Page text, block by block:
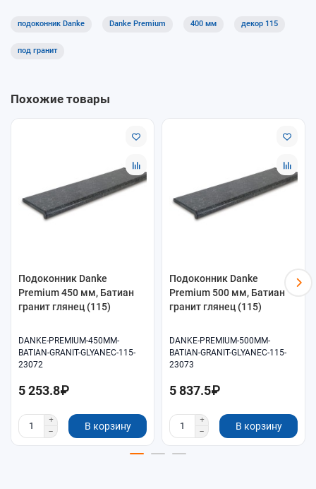
Хорошее решение для кухни, детской и офисов благодаря
практичной поверхности.
подоконник Danke Danke Premium 400 мм декор 115
под гранит
Похожие товары
Подоконник Danke
Premium 450 мм, Батиан
гранит глянец (115)
DANKE-PREMIUM-450MM-
BATIAN-GRANIT-GLYANEC-115-
23072
5 253.8₽
В корзину
Подоконник Danke
Premium 500 мм, Батиан
гранит глянец (115)
DANKE-PREMIUM-500MM-
BATIAN-GRANIT-GLYANEC-115-
23073
5 837.5₽
В корзину